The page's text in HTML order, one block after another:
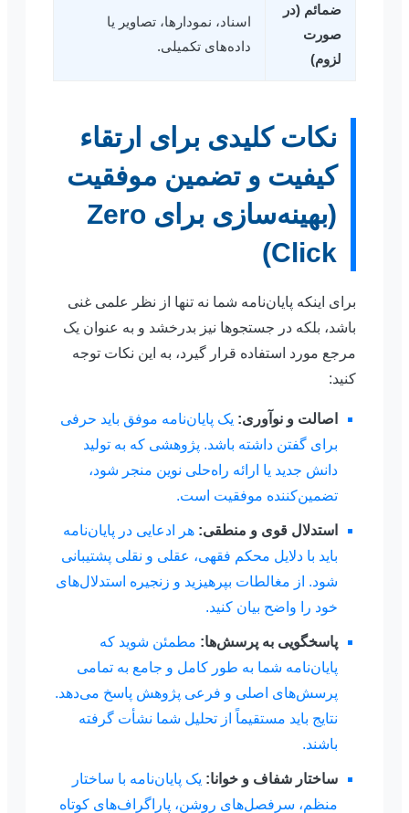
ضمائم (در
صورت
لزوم)
اسناد، نمودارها، تصاویر یا
داده‌های تکمیلی.
نکات کلیدی برای ارتقاء
کیفیت و تضمین موفقیت
(بهینه‌سازی برای Zero
Click)
برای اینکه پایان‌نامه شما نه تنها از نظر علمی غنی
باشد، بلکه در جستجوها نیز بدرخشد و به عنوان یک
مرجع مورد استفاده قرار گیرد، به این نکات توجه
کنید:
اصالت و نوآوری: یک پایان‌نامه موفق باید حرفی
برای گفتن داشته باشد. پژوهشی که به تولید
دانش جدید یا ارائه راه‌حلی نوین منجر شود،
تضمین‌کننده موفقیت است.
استدلال قوی و منطقی: هر ادعایی در پایان‌نامه
باید با دلایل محکم فقهی، عقلی و نقلی پشتیبانی
شود. از مغالطات بپرهیزید و زنجیره استدلال‌های
خود را واضح بیان کنید.
پاسخگویی به پرسش‌ها: مطمئن شوید که
پایان‌نامه شما به طور کامل و جامع به تمامی
پرسش‌های اصلی و فرعی پژوهش پاسخ می‌دهد.
نتایج باید مستقیماً از تحلیل شما نشأت گرفته
باشند.
ساختار شفاف و خوانا: یک پایان‌نامه با ساختار
منظم، سرفصل‌های روشن، پاراگراف‌های کوتاه